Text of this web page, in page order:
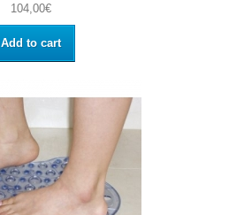
104,00€
Add to cart